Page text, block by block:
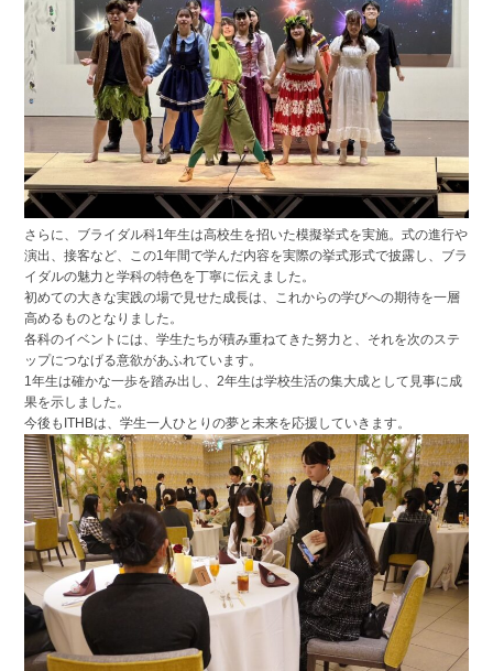
さらに、ブライダル科1年生は高校生を招いた模擬挙式を実施。式の進行や
演出、接客など、この1年間で学んだ内容を実際の挙式形式で披露し、ブラ
イダルの魅力と学科の特色を丁寧に伝えました。
初めての大きな実践の場で見せた成長は、これからの学びへの期待を一層
高めるものとなりました。
各科のイベントには、学生たちが積み重ねてきた努力と、それを次のステ
ップにつなげる意欲があふれています。
1年生は確かな一歩を踏み出し、2年生は学校生活の集大成として見事に成
果を示しました。
今後もITHBは、学生一人ひとりの夢と未来を応援していきます。